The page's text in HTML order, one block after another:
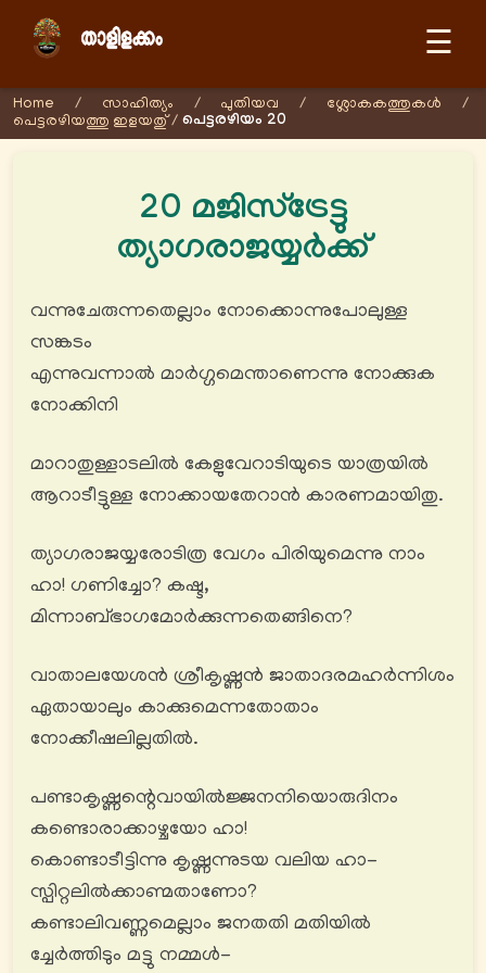
☰
Home / സാഹിത്യം / പുതിയവ / ശ്ലോകകത്തുകള്‍
/
പെട്ടരഴിയത്തു ഇളയതു് / പെട്ടരഴിയം 20
20 മജിസ്ട്രേട്ടു
ത്യാഗരാജയ്യർക്ക്
വന്നുചേരുന്നതെല്ലാം നോക്കൊന്നുപോലുള്ള
സങ്കടം
എന്നുവന്നാൽ മാര്‍ഗ്ഗമെന്താണെന്നു നോക്കുക
നോക്കിനി
മാറാതുള്ളാടലിൽ കേളുവേറാടിയുടെ യാത്രയിൽ
ആറാടീട്ടുള്ള നോക്കായതേറാൻ കാരണമായിതു.
ത്യാഗരാജയ്യരോടിത്ര വേഗം പിരിയുമെന്നു നാം
ഹാ! ഗണിച്ചോ? കഷ്ട,
മിന്നാബ്ഭാഗമോര്‍ക്കുന്നതെങ്ങിനെ?
വാതാലയേശൻ ശ്രീകൃഷ്ണൻ ജാതാദരമഹര്‍ന്നിശം
ഏതായാലും കാക്കുമെന്നതോതാം
നോക്കീഷലില്ലതിൽ.
പണ്ടാകൃഷ്ണന്റെവായിൽജ്ജനനിയൊരുദിനം
കണ്ടൊരാക്കാഴ്ചയോ ഹാ!
കൊണ്ടാടീട്ടിന്നു കൃഷ്ണന്നുടയ വലിയ ഹാ-
സ്പിറ്റലിൽക്കാണ്മതാണോ?
കണ്ടാലിവണ്ണമെല്ലാം ജനതതി മതിയിൽ
ച്ചേര്‍ത്തിടും മട്ടു നമ്മൾ-